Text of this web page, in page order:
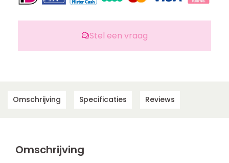
Stel een vraag
Omschrijving Specificaties Reviews
Omschrijving